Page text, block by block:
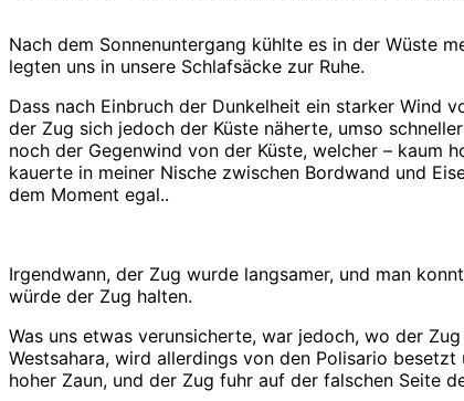
Nach dem Sonnenuntergang kühlte es in der Wüste
legten uns in unsere Schlafsäcke zur Ruhe.
Dass nach Einbruch der Dunkelheit ein starker Wind
der Zug sich jedoch der Küste näherte, umso
noch der Gegenwind von der Küste, welcher – kaum
kauerte in meiner Nische zwischen Bordwand und
dem Moment egal..
Irgendwann, der Zug wurde langsamer, und man
würde der Zug halten.
Was uns etwas verunsicherte, war jedoch, wo der
Westsahara, wird allerdings von den Polisario
hoher Zaun, und der Zug fuhr auf der falschen Seite